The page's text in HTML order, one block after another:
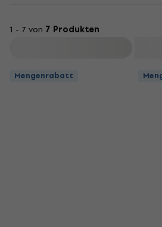
1 - 7 von 7 Produkten
Mengenrabatt